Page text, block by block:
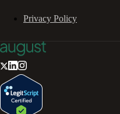
Privacy Policy